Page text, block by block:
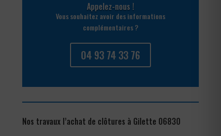
Appelez-nous !
Vous souhaitez avoir des informations
complémentaires ?
04 93 74 33 76
Nos travaux l’achat de clôtures à Gilette 06830